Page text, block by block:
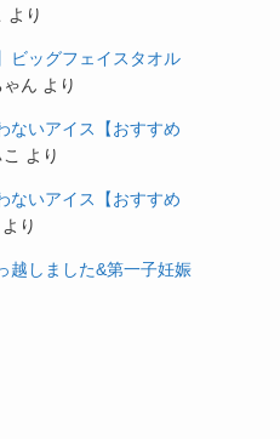
より
ビッグフェイスタオル
ん より
ないアイス【おすすめ
より
ないアイス【おすすめ
より
越しました&第一子妊娠